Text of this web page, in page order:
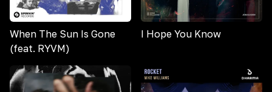
When The Sun Is Gone
(feat. RYVM)
I Hope You Know